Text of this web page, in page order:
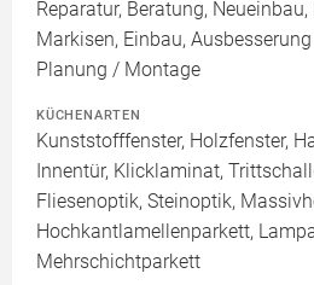
Reparatur, Beratung,
Markisen, Einbau,
Planung / Montage
KÜCHENARTEN
Kunststofffenster, Holzfenster,
Innentür, Klicklaminat,
Fliesenoptik, Steinoptik,
Hochkantlamellenparkett,
Mehrschichtparkett